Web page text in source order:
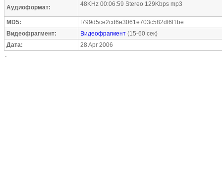
Аудиоформат: 48KHz 00:06:59 Stereo 129Kbps mp3
MD5:
f799d5ce2cd6e3061e703c582df6f1be
Видеофрагмент:
Видеофрагмент (15-60 сек)
Дата:
28 Apr 2006